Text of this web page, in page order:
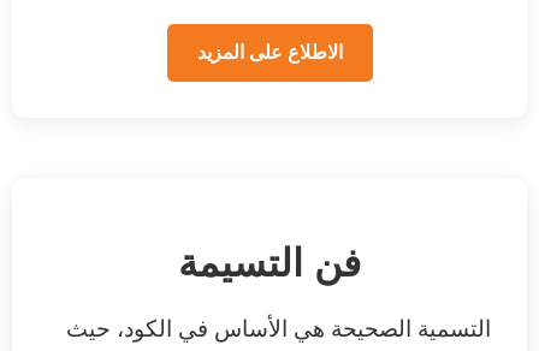
الاطلاع على المزيد
فن التسيمة
التسمية الصحيحة هي الأساس في الكود، حيث